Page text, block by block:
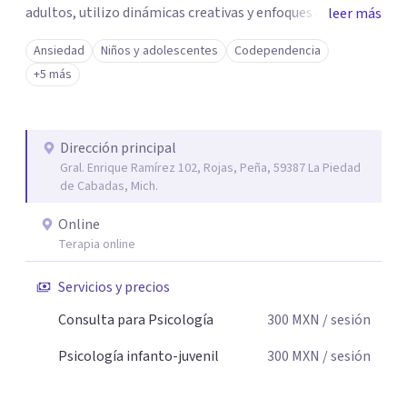
adultos, utilizo dinámicas creativas y enfoques adaptados
a tus necesidades específicas. Estoy aquí para escucharte
y brindarte las herramientas necesarias para fortalecer
tu paz mental.
leer más
Ansiedad Niños y adolescentes
Codependencia
+5 más
Dirección principal
Gral. Enrique Ramírez 102, Rojas, Peña, 59387 La Piedad
de Cabadas, Mich.
Online
Terapia online
Servicios y precios
Consulta para Psicología
300 MXN / sesión
Psicología infanto-juvenil
300 MXN / sesión